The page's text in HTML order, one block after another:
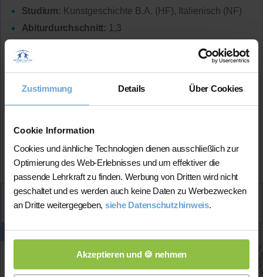
Zustimmung Details Über Cookies
Cookie Information
Cookies und änhliche Technologien dienen ausschließlich zur
Optimierung des Web-Erlebnisses und um effektiver die
passende Lehrkraft zu finden. Werbung von Dritten wird nicht
geschaltet und es werden auch keine Daten zu Werbezwecken
an Dritte weitergegeben, siehe Datenschutzhinweis.
Akzeptieren und 🍪 nehmen
Studium: Kunstgeschichte B.A. (HF), Italienisch (NF)
Abiturdurchschnitt: 1,3
Hat
über Nachhilfe-Team.net
unterrichtet undsehr positives Feedbackvon
bisherigen Schüler*innen erhalten
★★★★★ (5.0 / 5)
Aktiv
Karin kontaktieren